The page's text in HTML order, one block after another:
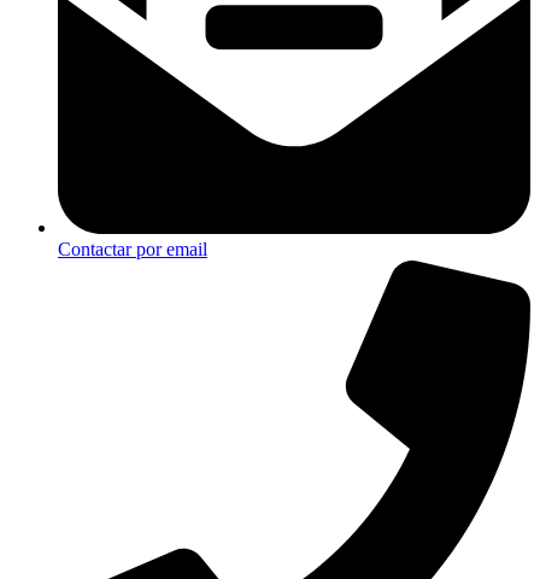
Contactar por email